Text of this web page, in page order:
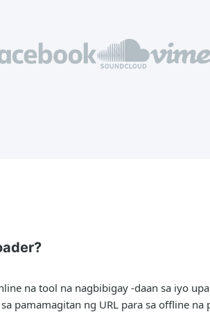
na tool na nagbibigay -daan sa iyo
pamamagitan ng URL para sa offline